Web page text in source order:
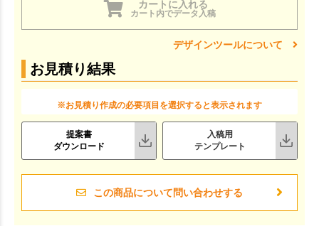
カートに入れる
カート内でデータ入稿
デザインツールについて
お見積り結果
※お見積り作成の必要項目を選択すると表示されます
提案書
ダウンロード
入稿用
テンプレート
この商品について問い合わせする